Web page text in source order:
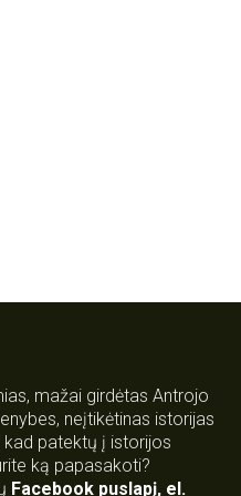
mažai girdėtas Antrojo
neįtikėtinas istorijas
kad patektų į istorijos
ką papasakoti?
Facebook puslapį, el.